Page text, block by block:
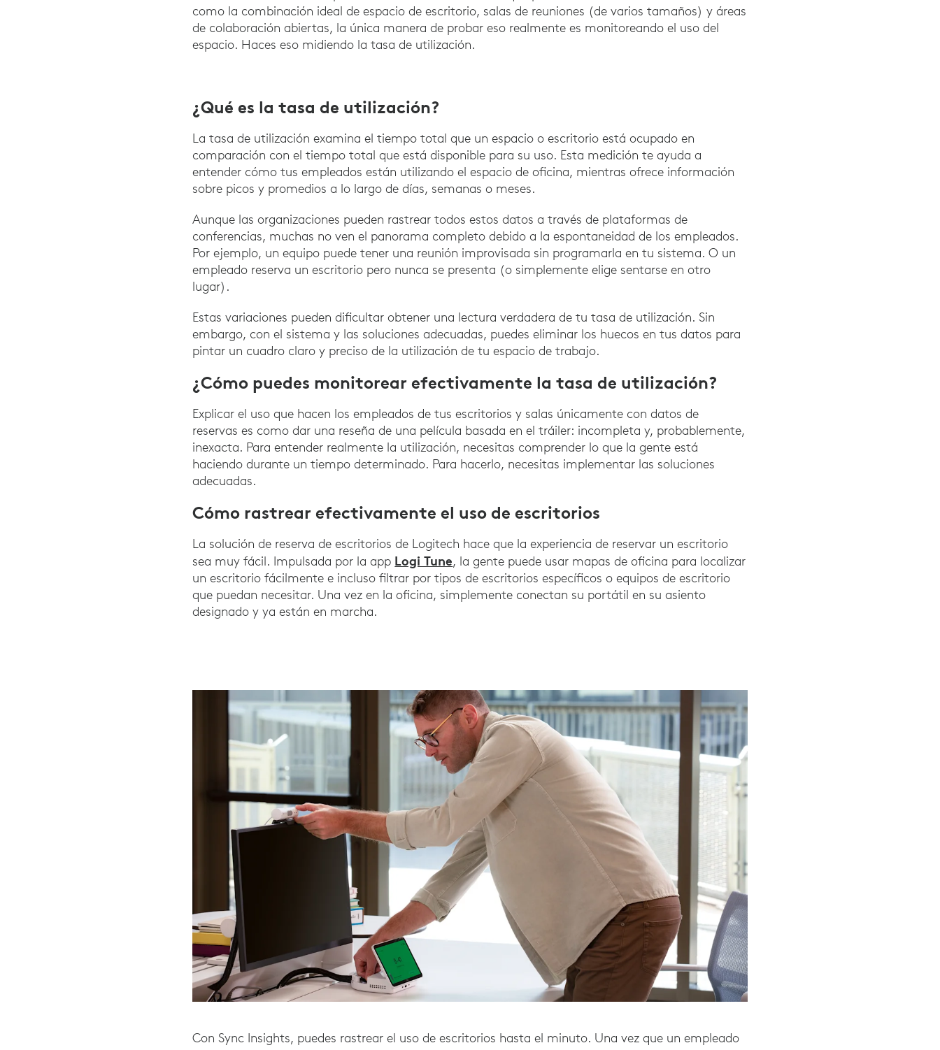
como la combinación ideal de espacio de escritorio, salas de reuniones (de varios tamaños) y áreas
de colaboración abiertas, la única manera de probar eso realmente es monitoreando el uso del
espacio. Haces eso midiendo la tasa de utilización.
¿Qué es la tasa de utilización?
La tasa de utilización examina el tiempo total que un espacio o escritorio está ocupado en
comparación con el tiempo total que está disponible para su uso. Esta medición te ayuda a
entender cómo tus empleados están utilizando el espacio de oficina, mientras ofrece información
sobre picos y promedios a lo largo de días, semanas o meses.
Aunque las organizaciones pueden rastrear todos estos datos a través de plataformas de
conferencias, muchas no ven el panorama completo debido a la espontaneidad de los empleados.
Por ejemplo, un equipo puede tener una reunión improvisada sin programarla en tu sistema. O un
empleado reserva un escritorio pero nunca se presenta (o simplemente elige sentarse en otro
lugar).
Estas variaciones pueden dificultar obtener una lectura verdadera de tu tasa de utilización. Sin
embargo, con el sistema y las soluciones adecuadas, puedes eliminar los huecos en tus datos para
pintar un cuadro claro y preciso de la utilización de tu espacio de trabajo.
¿Cómo puedes monitorear efectivamente la tasa de utilización?
Explicar el uso que hacen los empleados de tus escritorios y salas únicamente con datos de
reservas es como dar una reseña de una película basada en el tráiler: incompleta y, probablemente,
inexacta. Para entender realmente la utilización, necesitas comprender lo que la gente está
haciendo durante un tiempo determinado. Para hacerlo, necesitas implementar las soluciones
adecuadas.
Cómo rastrear efectivamente el uso de escritorios
La solución de reserva de escritorios de Logitech hace que la experiencia de reservar un escritorio
sea muy fácil. Impulsada por la app Logi Tune, la gente puede usar mapas de oficina para localizar
un escritorio fácilmente e incluso filtrar por tipos de escritorios específicos o equipos de escritorio
que puedan necesitar. Una vez en la oficina, simplemente conectan su portátil en su asiento
designado y ya están en marcha.
Con Sync Insights, puedes rastrear el uso de escritorios hasta el minuto. Una vez que un empleado